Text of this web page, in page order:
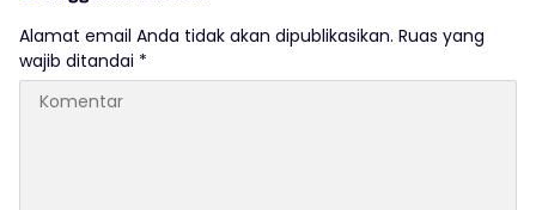
Alamat email Anda tidak akan dipublikasikan. Ruas yang
wajib ditandai *